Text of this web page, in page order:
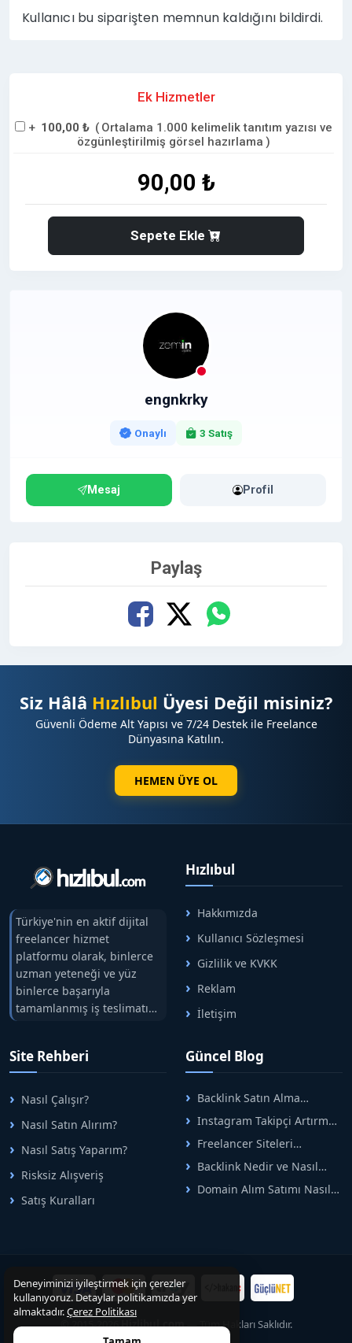
Kullanıcı bu siparişten memnun kaldığını bildirdi.
Ek Hizmetler
+ 100,00 ₺ ( Ortalama 1.000 kelimelik tanıtım yazısı ve
özgünleştirilmiş görsel hazırlama )
90,00 ₺
Sepete Ekle
engnkrky
Onaylı 3 Satış
Mesaj Profil
Paylaş
Siz Hâlâ Hızlıbul Üyesi Değil misiniz?
Güvenli Ödeme Alt Yapısı ve 7/24 Destek ile Freelance
Dünyasına Katılın.
HEMEN ÜYE OL
Türkiye'nin en aktif dijital
freelancer hizmet
platformu olarak, binlerce
uzman yeteneği ve yüz
binlerce başarıyla
tamamlanmış iş teslimatını
tek çatıda buluşturuyoruz.
arasındaki süreci risksiz
alışveriş sistemi ile koruyan
ticaretin güvenli
adreslerinden birisidir.
Hızlıbul
Hakkımızda
Kullanıcı Sözleşmesi
Gizlilik ve KVKK
Reklam
İletişim
Site Rehberi
Nasıl Çalışır?
Nasıl Satın Alırım?
Nasıl Satış Yaparım?
Risksiz Alışveriş
Satış Kuralları
Güncel Blog
Backlink Satın Alma
Rehberi: Güvenli SEO İçin
Doğru Adımlar
Instagram Takipçi Artırma
Yöntemleri: Organik Büyüme
Rehberi
Freelancer Siteleri
Arasında Doğru Seçim Nasıl
Yapılır
Backlink Nedir ve Nasıl
Alınır? Etkili Yöntemler
Domain Alım Satımı Nasıl
© 2015-2026Hizlibul.com— Tüm Hakları Saklıdır.
Deneyiminizi iyileştirmek için çerezler
kullanıyoruz. Detaylar politikamızda yer
almaktadır.Çerez Politikası